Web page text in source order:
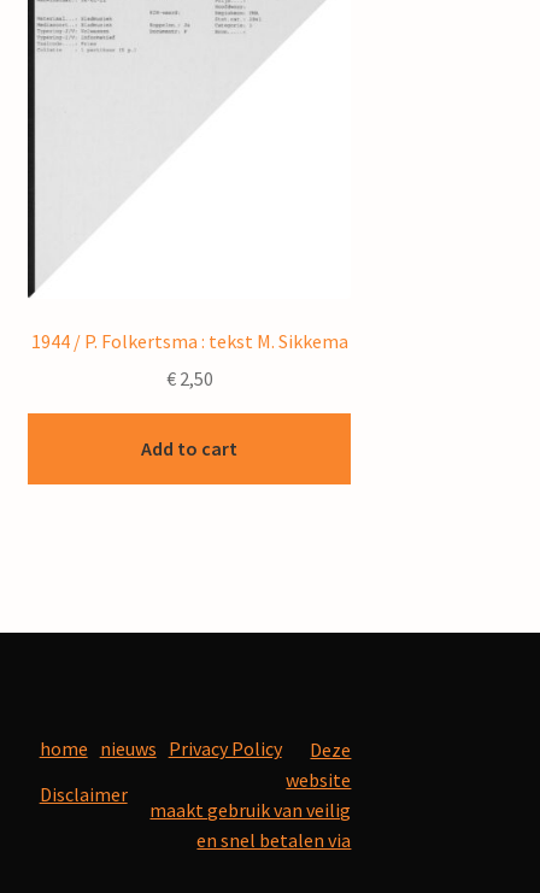
1944 / P. Folkertsma : tekst M. Sikkema
€2,50
Add to cart
home nieuws Privacy Policy
Disclaimer
Deze
website
maakt gebruik van veilig
en snel betalen via